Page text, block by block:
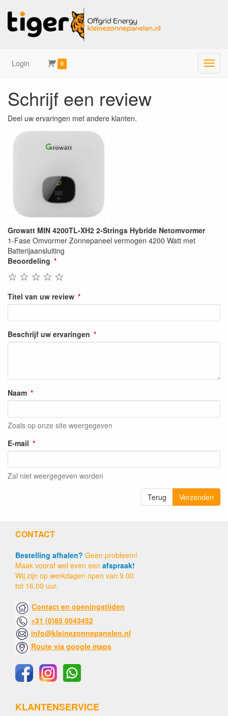
Login 0 Menu
Schrijf een review
Deel uw ervaringen met andere klanten.
Growatt MIN 4200TL-XH2 2-Strings Hybride Netomvormer
1-Fase Omvormer Zonnepaneel vermogen 4200 Watt met
Batterijaansluiting
Beoordeling
☆
☆
☆
☆
☆
Titel van uw review
Beschrijf uw ervaringen
Naam
Zoals op onze site weergegeven
E-mail
Zal niet weergegeven worden
Terug Verzenden
CONTACT
Bestelling afhalen? Geen probleem!
Maak vooraf wel even een afspraak!
Wij zijn op werkdagen open van 9.00
tot 16.00 uur.
Contact en openingstijden
+31 (0)85 0043452
info@kleinezonnepanelen.nl
Route via google maps
KLANTENSERVICE